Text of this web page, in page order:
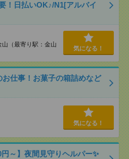
！日払いOK♪/N1[アルバイ
（最寄り駅：金山
気になる！
仕事！お菓子の箱詰めなど
気になる！
円～】夜間見守りヘルパー✨